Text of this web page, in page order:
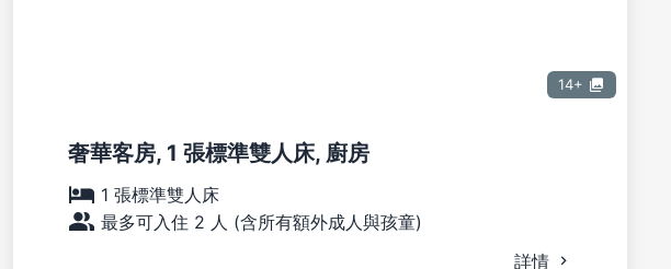
14+
奢華客房, 1 張標準雙人床, 廚房
1 張標準雙人床
最多可入住 2 人 (含所有額外成人與孩童)
詳情